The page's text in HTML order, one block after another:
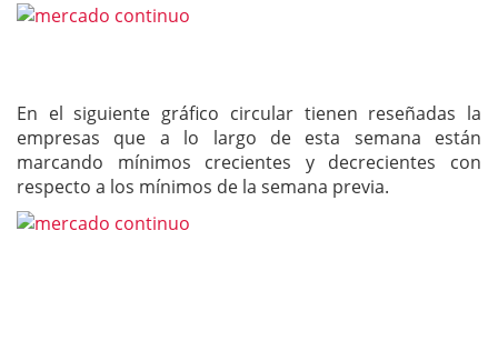
En el siguiente gráfico circular tienen reseñadas la
empresas que a lo largo de esta semana están
marcando mínimos crecientes y decrecientes con
respecto a los mínimos de la semana previa.